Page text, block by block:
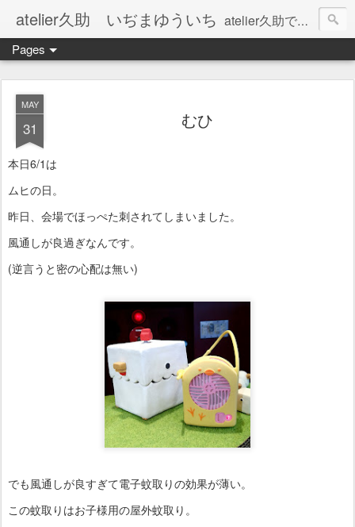
atelier久助 いぢまゆういち atelier久助では土と火から暖かなモノたちを生み出しています。 ご覧になられた方が和んで頂ければ幸いです。
Pages
MAY
31 むひ
本日6/1は
ムヒの日。
昨日、会場でほっぺた刺されてしまいました。
風通しが良過ぎなんです。
(逆言うと密の心配は無い)
でも風通しが良すぎて電子蚊取りの効果が薄い。
この蚊取りはお子様用の屋外蚊取り。